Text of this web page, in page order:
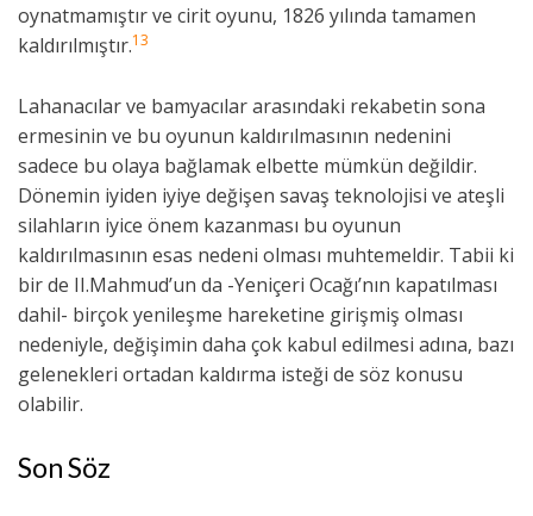
oynatmamıştır ve cirit oyunu, 1826 yılında tamamen
kaldırılmıştır.13
Lahanacılar ve bamyacılar arasındaki rekabetin sona
ermesinin ve bu oyunun kaldırılmasının nedenini
sadece bu olaya bağlamak elbette mümkün değildir.
Dönemin iyiden iyiye değişen savaş teknolojisi ve ateşli
silahların iyice önem kazanması bu oyunun
kaldırılmasının esas nedeni olması muhtemeldir. Tabii ki
bir de II.Mahmud’un da -Yeniçeri Ocağı’nın kapatılması
dahil- birçok yenileşme hareketine girişmiş olması
nedeniyle, değişimin daha çok kabul edilmesi adına, bazı
gelenekleri ortadan kaldırma isteği de söz konusu
olabilir.
Son Söz